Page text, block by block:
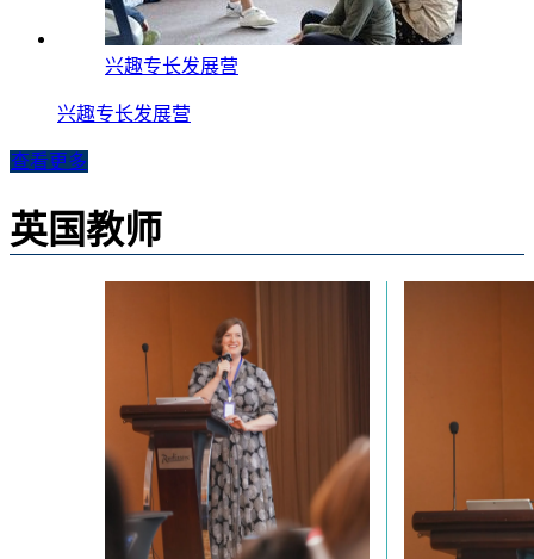
兴趣专长发展营
兴趣专长发展营
查看更多
英国教师